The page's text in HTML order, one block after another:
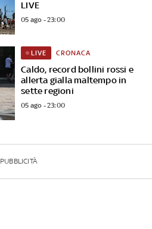
LIVE
05 ago - 23:00
Caldo, record bollini rossi e
allerta gialla maltempo in
sette regioni
LIVE CRONACA
05 ago - 23:00
PUBBLICITÀ